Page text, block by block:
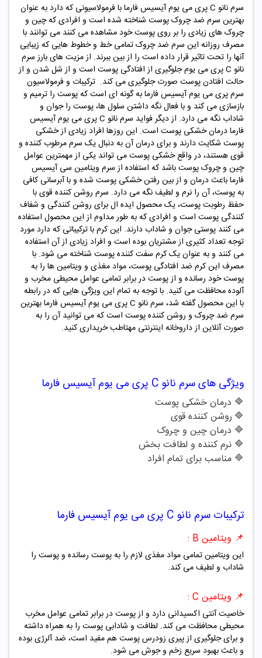
سرم نانو C پری می یوم آیسیس فارما با فرمولاسیونی که دارد به عنوان
بهترین سرم ضد چروک پوست شناخته شده است و افرادی که چین و
چروک های زیادی را بر روی پوست خود مشاهده می کنند می توانند با
مصرف روزانه این سرم ضد چروک تمامی خط و خطوط هایی که زیبایی
آنها را تحت تاثیر قرار داده است را از بین ببرند. از مزیت های بارز سرم
نانو C پری می یوم جلوگیری از افتادگی پوست است و از شل شدن و از
حالت افتادن پوست صورت جلوگیری می کند. ترکیبات و فرمولاسیون
سرم پری می یوم آیسیس فارما به گونه ای است که پوست را ترمیم و
بازسازی می کند و با فعال نگه داشتن سلول ها، پوست را جوان و
شاداب نگه می دارد. از دیگر فواید سرم نانو C پری می یوم آیسیس
فارما درمان خشکی پوست است. این روزها افراد زیادی از خشکی
پوست شکایت دارند و برای درمان آن به دنبال یک سرم مرطوب کننده و
قوی هستند، در واقع خشکی پوست می تواند یکی از مهمترین عوامل
چین و چروک پوست باشد که استفاده از سرم ویتامین سی آیسیس
فارما باعث درمان و از بین رفتن خشکی پوست شده و با آبرسانی کافی
به پوست، آن را نرم و لطیف نگه می دارد. سرم روشن کننده قوی با
حفظ رطوبت پوست، یک محصول ایده ال برای روشن کنندگی و شفاف
کنندگی پوست است و افرادی که به طور مداوم از این محصول استفاده
می کنند پوستی جوان و شاداب دارند. این کرم با ترکیباتی که دارد مورد
توجه تعداد کثیری از مشتریان بوده است و افراد زیادی از آن استفاده
می کنند و به عنوان یک کرم سفت کننده پوست شناخته می شود. با
مصرف این کرم ضد افتادگی پوست، مواد مغذی و ویتامین ها را به
پوست خود رسانده و از پوست در برابر تمامی عوامل محیطی مخرب و
آلوده محافظت می کنید. با توجه به تمام این ویژگی هایی که در رابطه
با این محصول گفته شد، سرم نانو C پری می یوم آیسیس فارما بهترین
سرم ضد چروک و روشن کننده پوست است که می توانید آن را به
صورت آنلاین از داروخانه اینترنتی مهتاطب خریداری کنید.
ویژگی هایسرم نانو C پری می یوم آیسیس فارما
🔷 درمان خشکی پوست
🔷 روشن کننده قوی
🔷 درمان چین و چروک
🔷 نرم کننده و لطافت بخش
🔷 مناسب برای تمام افراد
ترکیبات سرم نانو C پری می یوم آیسیس فارما
📌 ویتامین B :
این ویتامین تمامی مواد مغذی لازم را به پوست رسانده و پوست را
شاداب و لطیف می کند.
📌 ویتامین C :
خاصیت آنتی اکسیدانی دارد و از پوست در برابر تمامی عوامل مخرب
محیطی محافظت می کند. لطافت و شادابی پوست را به همراه داشته
و برای جلوگیری از پیری زودرس پوست هم مفید است، ضد آلرژی بوده
و باعث بهبود سریع زخم و جوش می شود.